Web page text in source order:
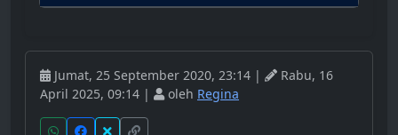
Jumat, 25 September 2020, 23:14 |
Rabu, 16
April 2025, 09:14 |
oleh Regina